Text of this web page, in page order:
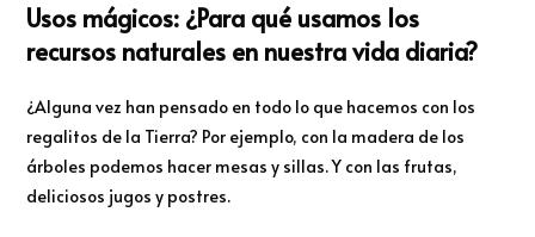
Usos mágicos: ¿Para qué usamos los
recursos naturales en nuestra vida diaria?
¿Alguna vez han pensado en todo lo que hacemos con los
regalitos de la Tierra? Por ejemplo, con la madera de los
árboles podemos hacer mesas y sillas. Y con las frutas,
deliciosos jugos y postres.